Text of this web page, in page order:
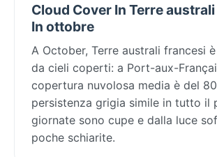
Cloud Cover In Terre
In ottobre
A October, Terre australi francesi
da cieli coperti: a Port-aux-
copertura nuvolosa media è del
persistenza grigia simile in tutto il
giornate sono cupe e dalla luce
poche schiarite.